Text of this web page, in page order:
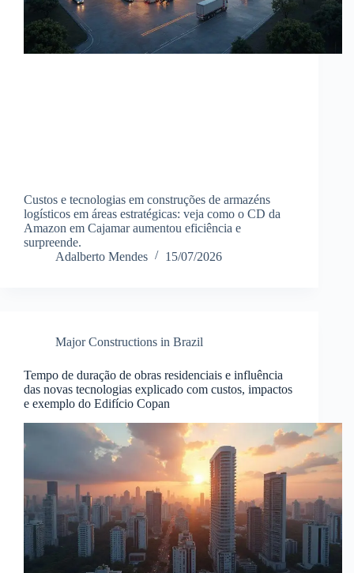
Custos e tecnologias em construções de armazéns
logísticos em áreas estratégicas: veja como o CD da
Amazon em Cajamar aumentou eficiência e
surpreende.
Adalberto Mendes
15/07/2026
Major Constructions in Brazil
Tempo de duração de obras residenciais e influência
das novas tecnologias explicado com custos, impactos
e exemplo do Edifício Copan